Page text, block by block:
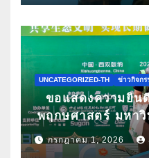
UNCATEGORIZED-TH ข่าวกิจกร
ขอแสดงความยิน
พฤกษศาสตร์ มหาวิ
เลือกนำเสนอผล
วิชาการนานาชา
กรกฎาคม 1, 2026